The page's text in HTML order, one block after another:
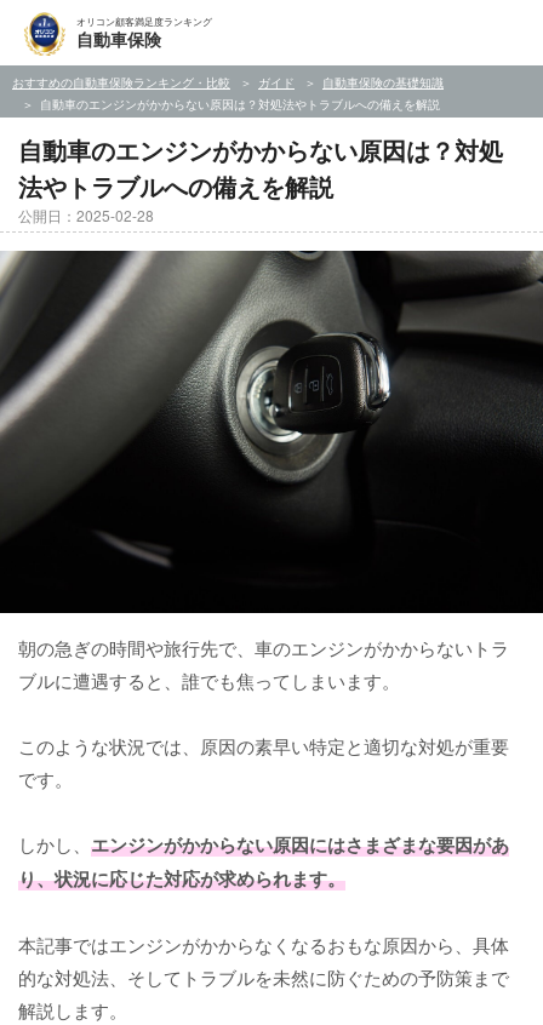
オリコン顧客満足度ランキング
自動車保険
おすすめの自動車保険ランキング・比較 ガイド
自動車保険の基礎知識
自動車のエンジンがかからない原因は？対処法やトラブルへの備えを解説
自動車のエンジンがかからない原因は？対処
法やトラブルへの備えを解説
公開日：2025-02-28
朝の急ぎの時間や旅行先で、車のエンジンがかからないトラ
ブルに遭遇すると、誰でも焦ってしまいます。
このような状況では、原因の素早い特定と適切な対処が重要
です。
しかし、 エンジンがかからない原因にはさまざまな要因があ
り、状況に応じた対応が求められます。
本記事ではエンジンがかからなくなるおもな原因から、具体
的な対処法、そしてトラブルを未然に防ぐための予防策まで
解説します。